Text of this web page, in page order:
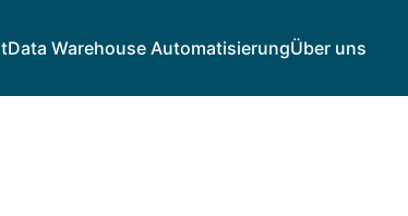
Data Warehouse AutomatisierungÜber uns